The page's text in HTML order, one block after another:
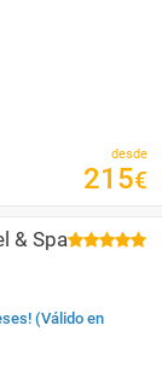
desde
215€
& Spa
(Válido en